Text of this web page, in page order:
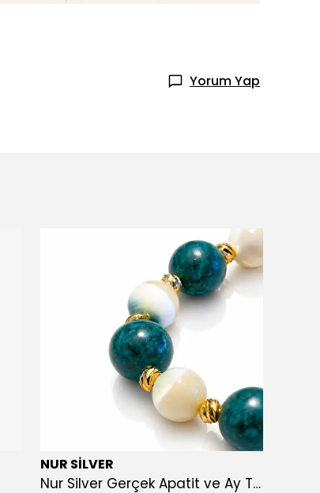
Yorum Yap
NUR SİLVER
Nur Silver Gerçek Apatit ve Ay Taşı Bileklik - NUR-DTB008